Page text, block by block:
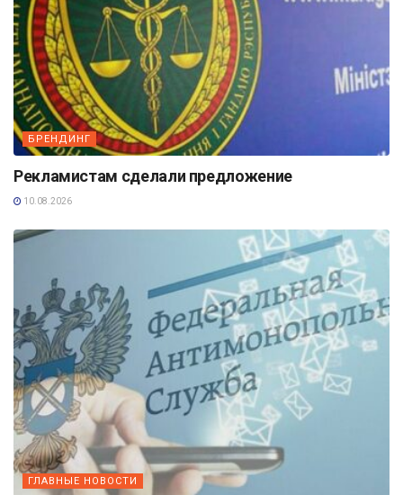
БРЕНДИНГ
Рекламистам сделали предложение
10.08.2026
ГЛАВНЫЕ НОВОСТИ